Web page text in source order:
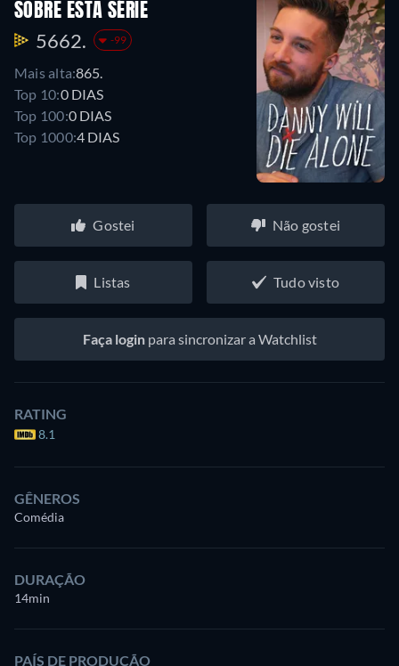
SOBRE ESTA SÉRIE
5662. -99
Mais alta:865.
Top 10:0 DIAS
Top 100:0 DIAS
Top 1000:4 DIAS
Gostei Não gostei
Listas Tudo visto
Faça loginpara sincronizar a Watchlist
RATING
8.1
GÊNEROS
Comédia
DURAÇÃO
14min
PAÍS DE PRODUÇÃO